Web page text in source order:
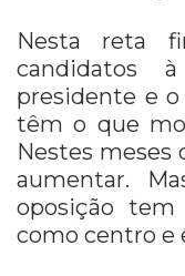
Nesta reta
candidatos
presidente e
têm o que
Nestes meses
aumentar.
oposição
como centro e